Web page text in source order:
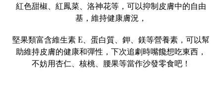
紅色甜椒、紅鳳菜、洛神花等，可以抑制皮膚中的自由
基，維持健康膚況，
堅果類富含維生素 E、蛋白質、鉀、鎂等營養素，可以幫
助維持皮膚的健康和彈性，下次追劇時嘴饞想吃東西，
不妨用杏仁、核桃、腰果等當作沙發零食吧！